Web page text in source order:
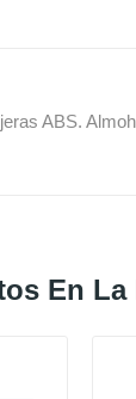
ABS.
En La